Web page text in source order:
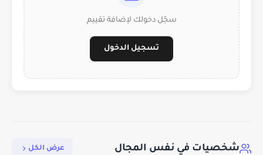
سجّل دخولك لإضافة تقييم
تسجيل الدخول
شخصيات في نفس المجال عرض الكل